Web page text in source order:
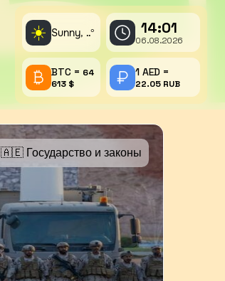
☀️ Sunny, ..° 14:01
06.08.2026
BTC = 64
613 $
1 AED =
22.05 RUB
🇦🇪 Государство и законы